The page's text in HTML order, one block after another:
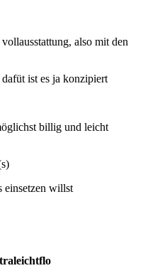
also mit den
ist es ja konzipiert
billig und leicht
einsetzen willst